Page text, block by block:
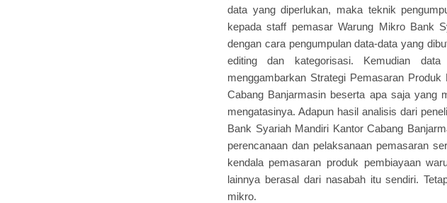
data yang diperlukan, maka teknik
kepada staff pemasar Warung Mikro Bank
dengan cara pengumpulan data-data yang
editing dan kategorisasi. Kemudian
menggambarkan Strategi Pemasaran
Cabang Banjarmasin beserta apa saja yang
mengatasinya. Adapun hasil analisis dari
Bank Syariah Mandiri Kantor Cabang
perencanaan dan pelaksanaan pemasaran
kendala pemasaran produk pembiayaan
lainnya berasal dari nasabah itu sendiri.
mikro.